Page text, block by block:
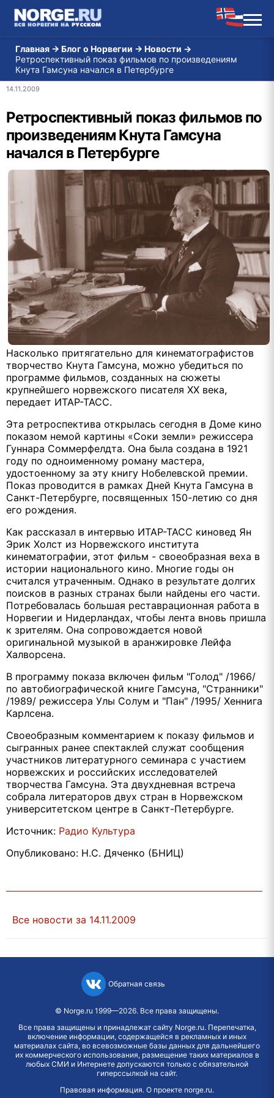
Главная → Блог о Норвегии → Новости →
Ретроспективный показ фильмов по произведениям
Кнута Гамсуна начался в Петербурге
14.11.2009
Ретроспективный показ фильмов по
произведениям Кнута Гамсуна
начался в Петербурге
Насколько притягательно для кинематографистов
творчество Кнута Гамсуна, можно убедиться по
программе фильмов, созданных на сюжеты
крупнейшего норвежского писателя ХХ века,
передает ИТАР-ТАСС.
Эта ретроспектива открылась сегодня в Доме кино
показом немой картины «Соки земли» режиссера
Гуннара Соммерфелдта. Она была создана в 1921
году по одноименному роману мастера,
удостоенному за эту книгу Нобелевской премии.
Показ проводится в рамках Дней Кнута Гамсуна в
Санкт-Петербурге, посвященных 150-летию со дня
его рождения.
Как рассказал в интервью ИТАР-ТАСС киновед Ян
Эрик Холст из Норвежского института
кинематографии, этот фильм - своеобразная веха в
истории национального кино. Многие годы он
считался утраченным. Однако в результате долгих
поисков в разных странах были найдены его части.
Потребовалась большая реставрационная работа в
Норвегии и Нидерландах, чтобы лента вновь пришла
к зрителям. Она сопровождается новой
оригинальной музыкой в аранжировке Лейфа
Халворсена.
В программу показа включен фильм "Голод" /1966/
по автобиографической книге Гамсуна, "Странники"
/1989/ режиссера Улы Солум и "Пан" /1995/ Хеннига
Карлсена.
Своеобразным комментарием к показу фильмов и
сыгранных ранее спектаклей служат сообщения
участников литературного семинара с участием
норвежских и российских исследователей
творчества Гамсуна. Эта двухдневная встреча
собрала литераторов двух стран в Норвежском
университетском центре в Санкт-Петербурге.
Источник: Радио Культура
Опубликовано: Н.С. Дяченко (БНИЦ)
Все новости за 14.11.2009
Обратная связь
© Norge.ru 1999—2026. Все права защищены.
Все права защищены и принадлежат сайту Norge.ru. Перепечатка,
включение информации, содержащейся в рекламных и иных
материалах сайта, во всевозможные базы данных для дальнейшего
их коммерческого использования, размещение таких материалов в
любых СМИ и Интернете допускаются только с обязательной
гиперссылкой на сайт.
Правовая информация. О проекте norge.ru.